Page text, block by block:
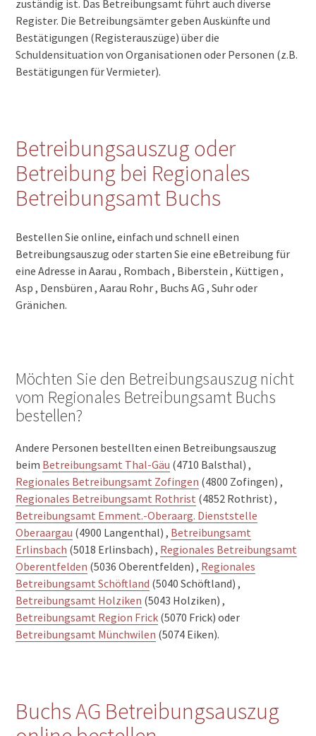
zuständig ist. Das Betreibungsamt führt auch diverse
Register. Die Betreibungsämter geben Auskünfte und
Bestätigungen (Registerauszüge) über die
Schuldensituation von Organisationen oder Personen (z.B.
Bestätigungen für Vermieter).
Betreibungsauszug oder
Betreibung bei Regionales
Betreibungsamt Buchs
Bestellen Sie online, einfach und schnell einen
Betreibungsauszug oder starten Sie eine eBetreibung für
eine Adresse in Aarau , Rombach , Biberstein , Küttigen ,
Asp , Densbüren , Aarau Rohr , Buchs AG , Suhr oder
Gränichen.
Möchten Sie den Betreibungsauszug nicht
vom Regionales Betreibungsamt Buchs
bestellen?
Andere Personen bestellten einen Betreibungsauszug
beim Betreibungsamt Thal-Gäu (4710 Balsthal) ,
Regionales Betreibungsamt Zofingen (4800 Zofingen) ,
Regionales Betreibungsamt Rothrist (4852 Rothrist) ,
Betreibungsamt Emment.-Oberaarg. Dienststelle
Oberaargau (4900 Langenthal) , Betreibungsamt
Erlinsbach (5018 Erlinsbach) , Regionales Betreibungsamt
Oberentfelden (5036 Oberentfelden) , Regionales
Betreibungsamt Schöftland (5040 Schöftland) ,
Betreibungsamt Holziken (5043 Holziken) ,
Betreibungsamt Region Frick (5070 Frick) oder
Betreibungsamt Münchwilen (5074 Eiken).
Buchs AG Betreibungsauszug